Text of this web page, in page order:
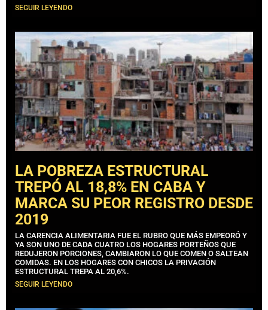
SEGUIR LEYENDO
LA POBREZA ESTRUCTURAL
TREPÓ AL 18,8% EN CABA Y
MARCA SU PEOR REGISTRO DESDE
2019
LA CARENCIA ALIMENTARIA FUE EL RUBRO QUE MÁS EMPEORÓ Y
YA SON UNO DE CADA CUATRO LOS HOGARES PORTEÑOS QUE
REDUJERON PORCIONES, CAMBIARON LO QUE COMEN O SALTEAN
COMIDAS. EN LOS HOGARES CON CHICOS LA PRIVACIÓN
ESTRUCTURAL TREPA AL 20,6%.
SEGUIR LEYENDO